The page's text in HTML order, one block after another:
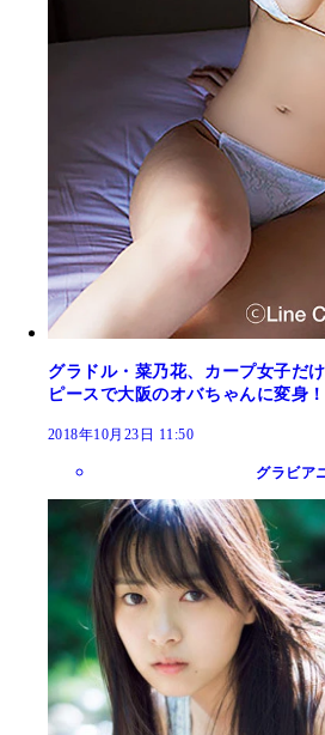
グラドル・菜乃花、カープ女子だ
ピースで大阪のオバちゃんに変身！
2018年10月23日 11:50
グラビア